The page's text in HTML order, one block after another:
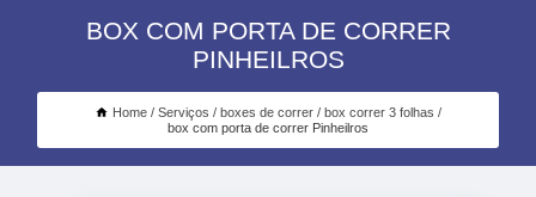
BOX COM PORTA DE CORRER
PINHEILROS
Home Serviços boxes de correr
box correr 3 folhas
box com porta de correr Pinheilros